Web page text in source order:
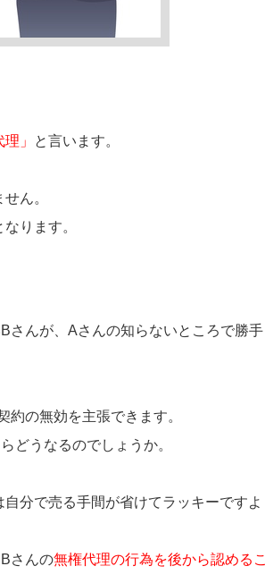
理」 と言います。
ん。
ります。
さんが、Aさんの知らないところで勝手
の無効を主張できます。
どうなるのでしょうか。
分で売る手間が省けてラッキーですよ
さんの無権代理の行為を後から認めるこ